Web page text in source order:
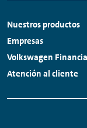
Footer
Nuestros productos
Links:
Empresas
Links:
Volkswagen
Links:
Atención al cliente